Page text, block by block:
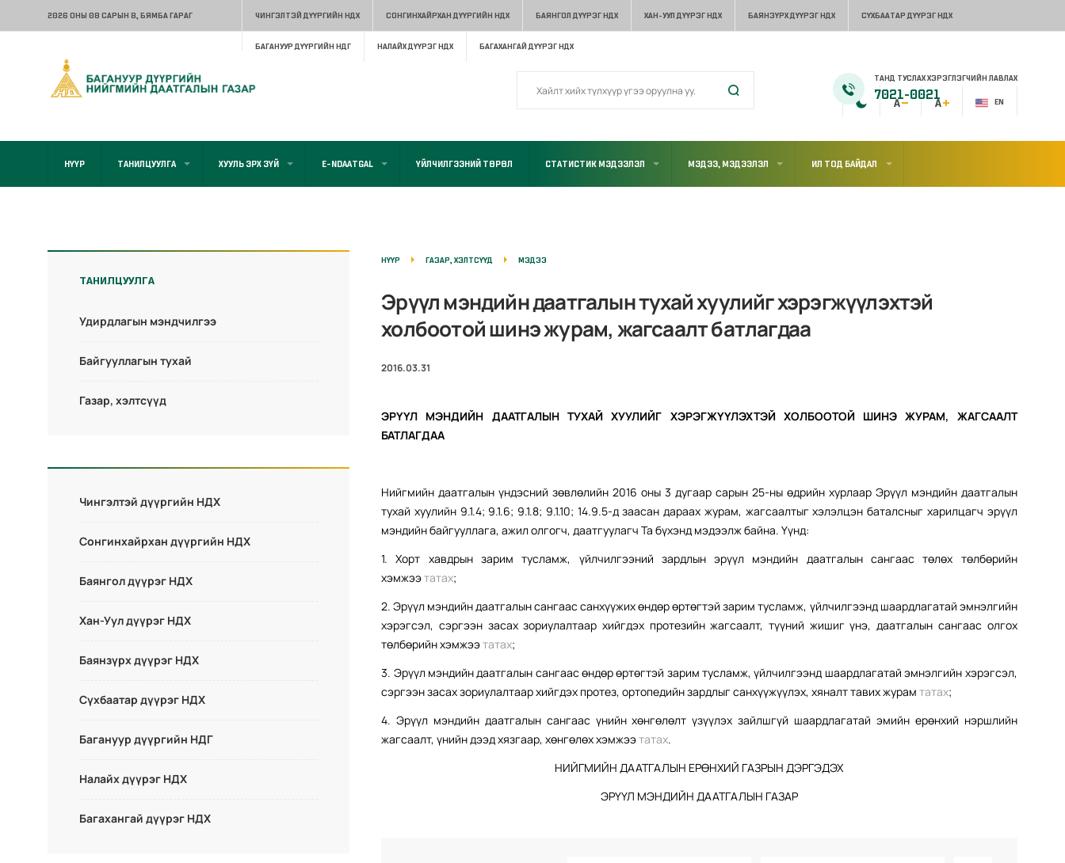
2026 ОНЫ 08 САРЫН 8, БЯМБА ГАРАГ ЧИНГЭЛТЭЙ ДҮҮРГИЙН НДХ СОНГИНХАЙРХАН ДҮҮРГИЙН НДХ БАЯНГОЛ ДҮҮРЭГ НДХ ХАН-УУЛ ДҮҮРЭГ НДХ БАЯНЗҮРХ ДҮҮРЭГ НДХ СҮХБААТАР ДҮҮРЭГ НДХ
БАГАНУУР ДҮҮРГИЙН НДГ НАЛАЙХ ДҮҮРЭГ НДХ БАГАХАНГАЙ ДҮҮРЭГ НДХ
EN
ТАНД ТУСЛАХ ХЭРЭГЛЭГЧИЙН ЛАВЛАХ
7021-0021
НҮҮР ТАНИЛЦУУЛГА ХУУЛЬ ЭРХ ЗҮЙ E-NDAATGAL ҮЙЛЧИЛГЭЭНИЙ ТӨРӨЛ СТАТИСТИК МЭДЭЭЛЭЛ МЭДЭЭ, МЭДЭЭЛЭЛ ИЛ ТОД БАЙДАЛ
ТАНИЛЦУУЛГА
Удирдлагын мэндчилгээ
Байгууллагын тухай
Газар, хэлтсүүд
Чингэлтэй дүүргийн НДХ
Сонгинхайрхан дүүргийн НДХ
Баянгол дүүрэг НДХ
Хан-Уул дүүрэг НДХ
Баянзүрх дүүрэг НДХ
Сүхбаатар дүүрэг НДХ
Багануур дүүргийн НДГ
Налайх дүүрэг НДХ
Багахангай дүүрэг НДХ
НҮҮР ГАЗАР, ХЭЛТСҮҮД МЭДЭЭ
Эрүүл мэндийн даатгалын тухай хуулийг хэрэгжүүлэхтэй
холбоотой шинэ журам, жагсаалт батлагдаа
2016.03.31
ЭРҮҮЛ МЭНДИЙН ДААТГАЛЫН ТУХАЙ ХУУЛИЙГ ХЭРЭГЖҮҮЛЭХТЭЙ ХОЛБООТОЙ ШИНЭ ЖУРАМ, ЖАГСААЛТ
БАТЛАГДАА
Нийгмийн даатгалын үндэсний зөвлөлийн 2016 оны 3 дугаар сарын 25-ны өдрийн хурлаар Эрүүл мэндийн даатгалын
тухай хуулийн 9.1.4; 9.1.6; 9.1.8; 9.1.10; 14.9.5-д заасан дараах журам, жагсаалтыг хэлэлцэн баталсныг харилцагч эрүүл
мэндийн байгууллага, ажил олгогч, даатгуулагч Та бүхэнд мэдээлж байна. Үүнд:
1. Хорт хавдрын зарим тусламж, үйлчилгээний зардлын эрүүл мэндийн даатгалын сангаас төлөх төлбөрийн
хэмжээтатах;
2. Эрүүл мэндийн даатгалын сангаас санхүүжих өндөр өртөгтэй зарим тусламж, үйлчилгээнд шаардлагатай эмнэлгийн
хэрэгсэл, сэргээн засах зориулалтаар хийгдэх протезийн жагсаалт, түүний жишиг үнэ, даатгалын сангаас олгох
төлбөрийн хэмжээтатах;
3. Эрүүл мэндийн даатгалын сангаас өндөр өртөгтэй зарим тусламж, үйлчилгээнд шаардлагатай эмнэлгийн хэрэгсэл,
сэргээн засах зориулалтаар хийгдэх протез, ортопедийн зардлыг санхүүжүүлэх, хяналт тавих журамтатах;
4. Эрүүл мэндийн даатгалын сангаас үнийн хөнгөлөлт үзүүлэх зайлшгүй шаардлагатай эмийн ерөнхий нэршлийн
жагсаалт, үнийн дээд хязгаар, хөнгөлөх хэмжээтатах.
НИЙГМИЙН ДААТГАЛЫН ЕРӨНХИЙ ГАЗРЫН ДЭРГЭДЭХ
ЭРҮҮЛ МЭНДИЙН ДААТГАЛЫН ГАЗАР